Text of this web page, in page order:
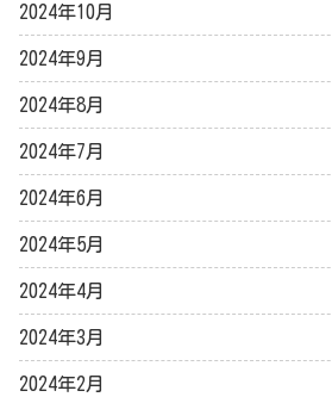
2024年10月
2024年9月
2024年8月
2024年7月
2024年6月
2024年5月
2024年4月
2024年3月
2024年2月